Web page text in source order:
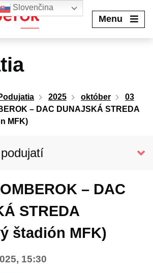
Menu
2025 október
03
– DAC DUNAJSKÁ STREDA
MFK)
– DAC
STREDA
štadión MFK)
15:30
Slovenčina